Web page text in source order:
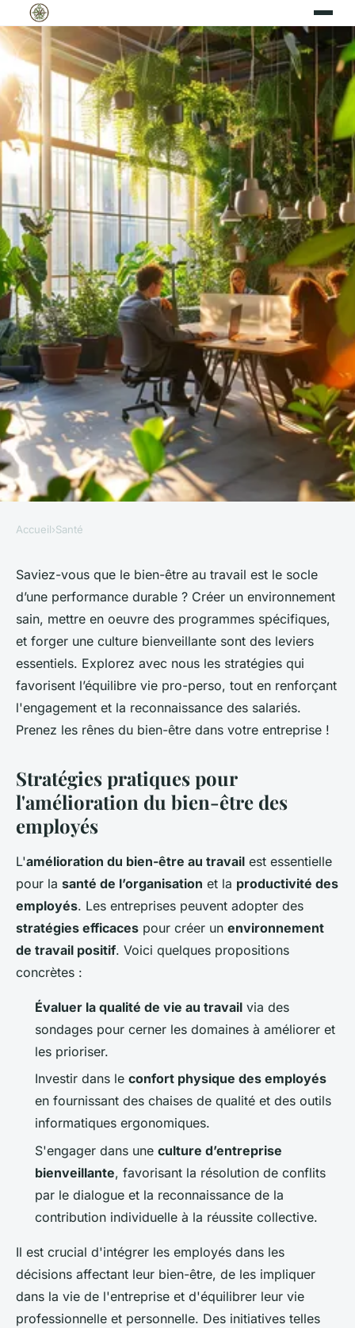
Clés pour améliorer le bien-
être au travail
Baptiste•16 juin 2024• 3 min de lecture
Accueil›Santé
Saviez-vous que le bien-être au travail est le socle
d’une performance durable ? Créer un environnement
sain, mettre en oeuvre des programmes spécifiques,
et forger une culture bienveillante sont des leviers
essentiels. Explorez avec nous les stratégies qui
favorisent l’équilibre vie pro-perso, tout en renforçant
l'engagement et la reconnaissance des salariés.
Prenez les rênes du bien-être dans votre entreprise !
Stratégies pratiques pour
l'amélioration du bien-être des
employés
L'amélioration du bien-être au travail est essentielle
pour la santé de l’organisation et la productivité des
employés. Les entreprises peuvent adopter des
stratégies efficaces pour créer un environnement
de travail positif. Voici quelques propositions
concrètes :
Évaluer la qualité de vie au travail via des
sondages pour cerner les domaines à améliorer et
les prioriser.
Investir dans le confort physique des employés
en fournissant des chaises de qualité et des outils
informatiques ergonomiques.
S'engager dans une culture d’entreprise
bienveillante, favorisant la résolution de conflits
par le dialogue et la reconnaissance de la
contribution individuelle à la réussite collective.
Il est crucial d'intégrer les employés dans les
décisions affectant leur bien-être, de les impliquer
dans la vie de l'entreprise et d'équilibrer leur vie
professionnelle et personnelle. Des initiatives telles